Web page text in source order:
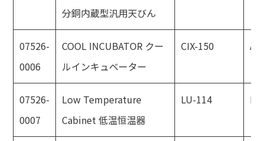
分銅内蔵型汎用天びん
07526-
0006
COOL INCUBATOR クー
ルインキュベーター
CIX-150
07526-
0007
Low Temperature
Cabinet 低温恒温器
LU-114